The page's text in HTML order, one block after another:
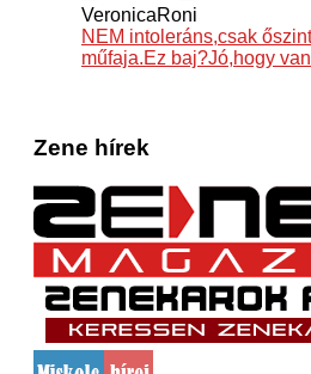
VeronicaRoni
NEM intoleráns,csak
műfaja.Ez baj?Jó,hogy
Zene hírek